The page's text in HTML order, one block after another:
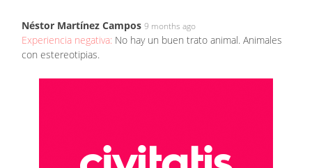
Néstor Martínez Campos 9 months ago
Experiencia negativa: No hay un buen trato animal. Animales
con estereotipias.